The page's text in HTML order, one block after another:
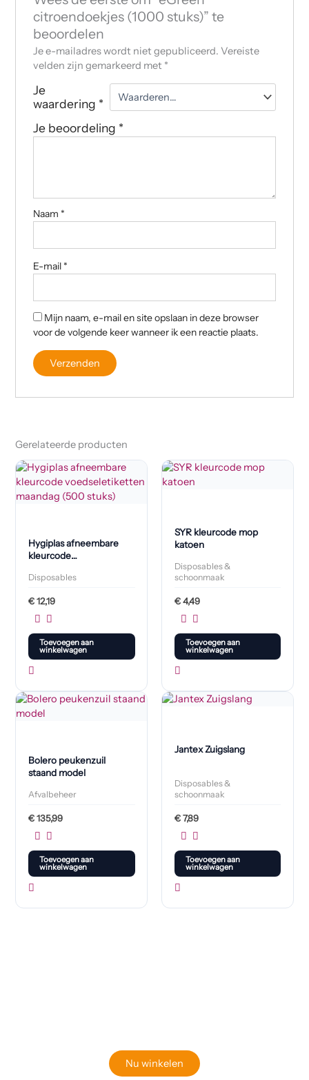
citroendoekjes (1000 stuks)” te
beoordelen
Je e-mailadres wordt niet gepubliceerd. Vereiste
velden zijn gemarkeerd met *
Je
waardering *
Je beoordeling *
Naam *
E-mail *
Mijn naam, e-mail en site opslaan in deze browser
voor de volgende keer wanneer ik een reactie plaats.
Gerelateerde producten
Hygiplas afneembare
kleurcode
maandag (500 stuks)
Disposables
€12,19
Toevoegen aan
winkelwagen
SYR kleurcode mop
katoen
Disposables &
schoonmaak
€4,49
Toevoegen aan
winkelwagen
Bolero peukenzuil
staand model
Afvalbeheer
€135,99
Toevoegen aan
winkelwagen
Jantex Zuigslang
Disposables &
schoonmaak
€7,89
Toevoegen aan
winkelwagen
Nu winkelen